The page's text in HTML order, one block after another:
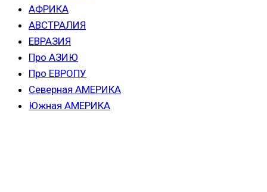
АФРИКА
АВСТРАЛИЯ
ЕВРАЗИЯ
Про АЗИЮ
Про ЕВРОПУ
Северная АМЕРИКА
Южная АМЕРИКА